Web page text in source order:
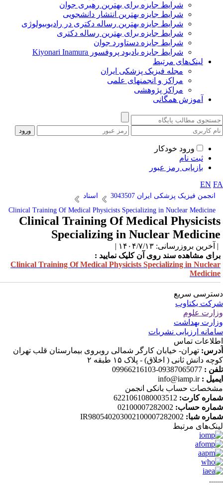
شرایط جایزه برای بهترین رهبری جوان
شرایط جایزه بهترین انتشار دانشجویی
شرایط جایزه بهترین رساله دکتری در رادیوبیولوژی
شرایط جایزه برای بهترین رساله دکتری
شرایط جایزه دستاورد جوان
شرایط جایزه یادبود پروفسور Kiyonari Inamura
لینک‌های مرتبط
مجله فیزیک پزشکی ایران
مراکز و انجمنهای علمی
مراکز پژوهشی
آموزش همگانی
ورود خودکار
ثبت نام
بازیابی رمز عبور
EN
انجمن فیزیک پزشکی ایران 3043507
اسناد
Clinical Training Of Medical Physicists Specializing in Nuclear Medicine
Clinical Training Of Medical
Specializing in Nuclear
بروزرسانی: ۱۴۰۴/۷/۱۳ |
مشاهده سند روی آن کلیک نمایید :
Clinical Training Of Medical Physicists Specializing in
سریع
یکتاوب
علوم
بهداشت
ارزیابی نشریات
تماس
تهران- خیابان کارگر شمالی روبروی بیمارستان قلب تهران
دانش ثانی ( اخلاق) - پلاک ۱۵ طبقه ۲
:
09387065077-09966216103
:
info@iamp.ir
حساب بانکی انجمن
کارت:6221061080003512
حساب:02100007282002
شبا:IR980540203002100007282002
مرتبط